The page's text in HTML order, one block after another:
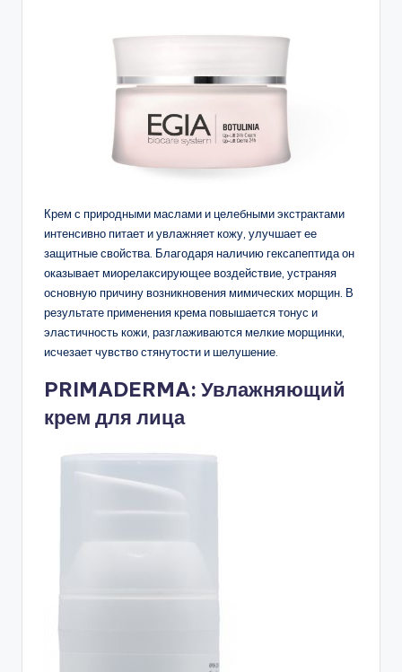
Крем с природными маслами и целебными экстрактами
интенсивно питает и увлажняет кожу, улучшает ее
защитные свойства. Благодаря наличию гексапептида он
оказывает миорелаксирующее воздействие, устраняя
основную причину возникновения мимических морщин. В
результате применения крема повышается тонус и
эластичность кожи, разглаживаются мелкие морщинки,
исчезает чувство стянутости и шелушение.
PRIMADERMA: Увлажняющий
крем для лица